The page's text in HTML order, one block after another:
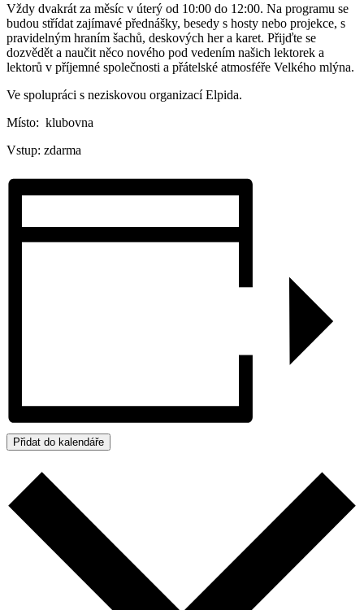
Vždy dvakrát za měsíc v úterý od 10:00 do 12:00. Na programu se
budou střídat zajímavé přednášky, besedy s hosty nebo projekce, s
pravidelným hraním šachů, deskových her a karet. Přijďte se
dozvědět a naučit něco nového pod vedením našich lektorek a
lektorů v příjemné společnosti a přátelské atmosféře Velkého mlýna.
Ve spolupráci s neziskovou organizací Elpida.
Místo: klubovna
Vstup: zdarma
Přidat do kalendáře